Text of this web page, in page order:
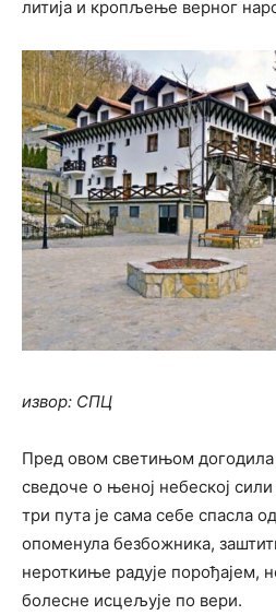
литија и кропљење верног
извор: СПЦ
Пред овом светињом догодила
сведоче о њеној небеској
три пута је сама себе спасла
опоменула безбожника,
нероткиње радује порођајем,
болесне исцељује по вери.